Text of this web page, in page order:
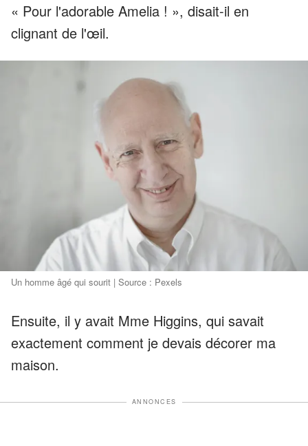
« Pour l'adorable Amelia ! », disait-il en
clignant de l'œil.
Un homme âgé qui sourit | Source : Pexels
Ensuite, il y avait Mme Higgins, qui savait
exactement comment je devais décorer ma
maison.
ANNONCES